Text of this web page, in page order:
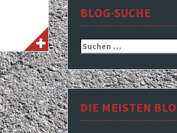
BLOG-SUCHE
Suchen
nach:
DIE MEISTEN